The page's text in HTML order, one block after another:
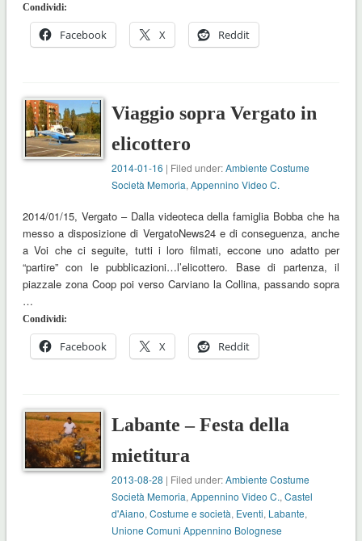
Condividi:
Facebook X Reddit
Viaggio sopra Vergato in
elicottero
2014-01-16 | Filed under:Ambiente Costume
Società Memoria,Appennino Video C.
2014/01/15, Vergato – Dalla videoteca della famiglia Bobba che ha
messo a disposizione di VergatoNews24 e di conseguenza, anche
a Voi che ci seguite, tutti i loro filmati, eccone uno adatto per
“partire” con le pubblicazioni…l’elicottero. Base di partenza, il
piazzale zona Coop poi verso Carviano la Collina, passando sopra
…
Condividi:
Facebook X Reddit
Labante – Festa della
mietitura
2013-08-28 | Filed under:Ambiente Costume
Società Memoria,Appennino Video C.,Castel
d'Aiano,Costume e società, Eventi, Labante,
Unione Comuni Appennino Bolognese